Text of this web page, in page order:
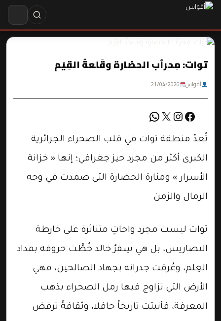
توات: مِحراٌب الحضارة وقَلعةُ القِيَم
أقواس 21/04/2026
Facebook
Instagram
X
WhatsApp
تُعدّ منطقة توات في قلب الصحراء الجزائرية
الكبرى أكثر من مجرد حيز جغرافي؛ إنها « خزانة
الأسرار » ومنارة الحضارة التي صمدت في وجه
الرمال والزمن
​توات ليست مجرد واحاتٍ متناثرة على خارطة
التضاريس، بل هي سِفرٌ خالد خُطَّت حروفه بمداد
العِلم، وعُرقت جدرانه بجهاد الصالحين، فهي
الأرض التي تزاوج فيها رمل الصحراء بذهب
المعرفة، فأنبتت تاريخاً حافلا، وثقافةً ترفض